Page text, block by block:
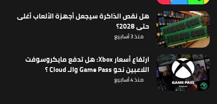
هل نقص الذاكرة سيجعل أجهزة الألعاب أغلى
حتى 2028؟
منذ 3 أسابيع
ارتفاع أسعار Xbox: هل تدفع مايكروسوفت
اللاعبين نحو Game Pass والـ Cloud ؟
منذ 4 أسابيع